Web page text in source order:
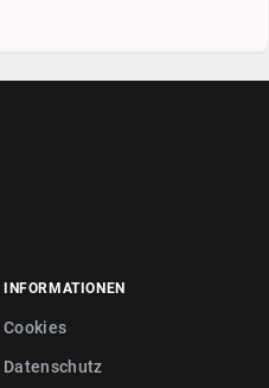
INFORMATIONEN
Cookies
Datenschutz